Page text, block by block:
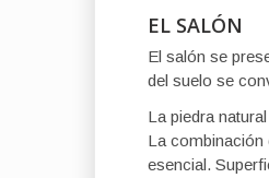
EL SALÓN
El salón se
del suelo se
La piedra
La combinación
esencial.